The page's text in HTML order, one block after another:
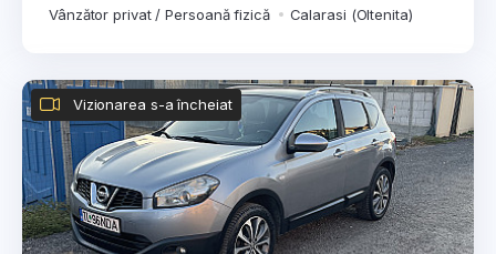
Vânzător privat / Persoană fizică
Calarasi (Oltenita)
Vizionarea s-a încheiat